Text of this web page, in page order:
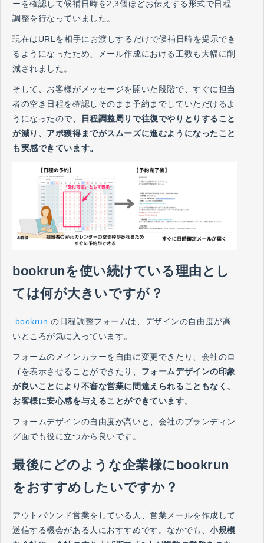
ーを確認して候補日時を2,3個ほどお伝えする形式で日程
調整を行なっていました。
現在はURLを相手にお渡しするだけで候補日時を提示でき
るようになったため、メール作成における工数も大幅に削
減されました。
そして、お客様がメッセージを開いた段階で、すぐに担当
者の空き日程を確認しそのまま予約までしていただけるよ
うになったので、
日程調整周りで往復でやりとりすること
が減り、アポ獲得までがスムーズに進むようになったこと
も実感できています。
bookrunを使い続けている理由とし
ては何が大きいですが？
bookrun の日程調整フォームは、デザインの自由度が高
いところが気に入っています。
フォームのメインカラーを自由に変更できたり、会社のロ
ゴを表示させることができたり、 フォームデザインの印象
が良いことにより不審な営業に間違えられることもなく、
お客様に安心感を与えることができています。
フォームデザインの自由度が高いと、会社のブランディン
グ面でも役に立つから良いです。
最後にどのような企業様にbookrun
をおすすめしたいですか？
アウトバウンド営業をしている人、営業メールを作成して
送信する機会がある人におすすめです。なかでも、小規模